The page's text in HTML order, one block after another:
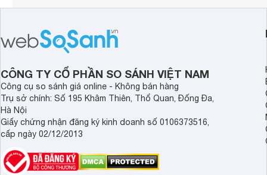
CÔNG TY CỔ PHẦN SO SÁNH VIỆT NAM
Công cụ so sánh giá online - Không bán hàng
Trụ sở chính: Số 195 Khâm Thiên, Thổ Quan, Đống Đa,
Hà Nội
Giấy chứng nhận đăng ký kinh doanh số 0106373516,
cấp ngày 02/12/2013